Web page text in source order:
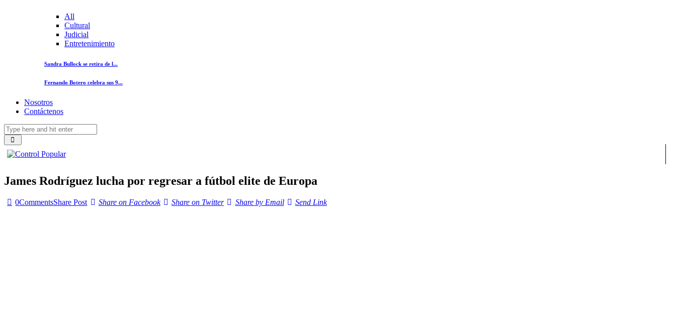
All
Cultural
Judicial
Entretenimiento
Sandra Bullock se retira de l...
Fernando Botero celebra sus 9...
Nosotros
Contáctenos
James Rodríguez lucha por regresar a fútbol elite de Europa
0CommentsShare Post Share on Facebook Share on Twitter Share by Email Send Link